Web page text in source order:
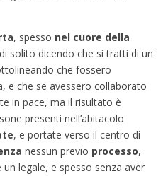
, spesso nel cuore della
solito dicendo che si tratti di un
che fossero
e che se avessero collaborato
in pace, ma il risultato è
presenti nell’abitacolo
, e portate verso il centro di
nessun previo processo,
legale, e spesso senza aver